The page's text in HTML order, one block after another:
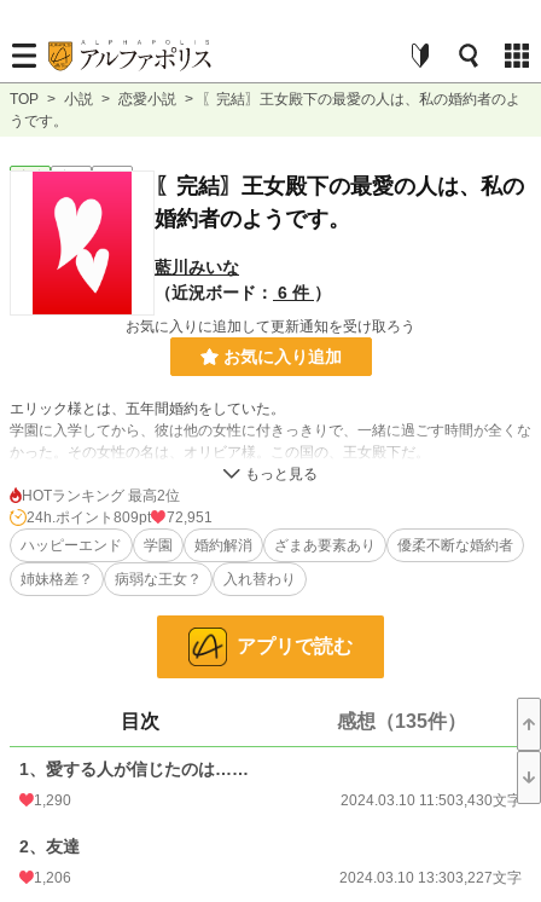
TOP > 小説 > 恋愛小説 >
〖完結〗王女殿下の最愛の人は、私の婚約者のよ
うです。
恋愛 完結 長編
〖完結〗王女殿下の最愛の人は、私の
婚約者のようです。
藍川みいな
（近況ボード： 6 件 ）
お気に入りに追加して更新通知を受け取ろう
お気に入り追加
エリック様とは、五年間婚約をしていた。
学園に入学してから、彼は他の女性に付きっきりで、一緒に過ごす時間が全くな
かった。その女性の名は、オリビア様。この国の、王女殿下だ。
入学式の日、目眩を起こして倒れそうになったオリビア様を、エリック様が支え
たことが始まりだった。
その日からずっと、エリック様は病弱なオリビア様の側を離れない。まるで恋人
同士のような二人を見ながら、学園生活を送っていた。
ある日、オリビア様が私にいじめられていると言い出した。エリック様はそんな
話を信じないと、思っていたのだけれど、彼が信じたのはオリビア様だった。
設定ゆるゆるの、架空の世界のお話です。
恋愛 934 位 / 66,325 件
文字数
HOTランキング 最高2位
24h.ポイント 809pt
72,951
ハッピーエンド
学園 婚約解消 ざまあ要素あり
優柔不断な婚約者
姉妹格差？
病弱な王女？ 入れ替わり
アプリで読む
目次 感想（135件）
1、愛する人が信じたのは……
1,290 2024.03.10 11:503,430文字
2、友達
1,206 2024.03.10 13:303,227文字